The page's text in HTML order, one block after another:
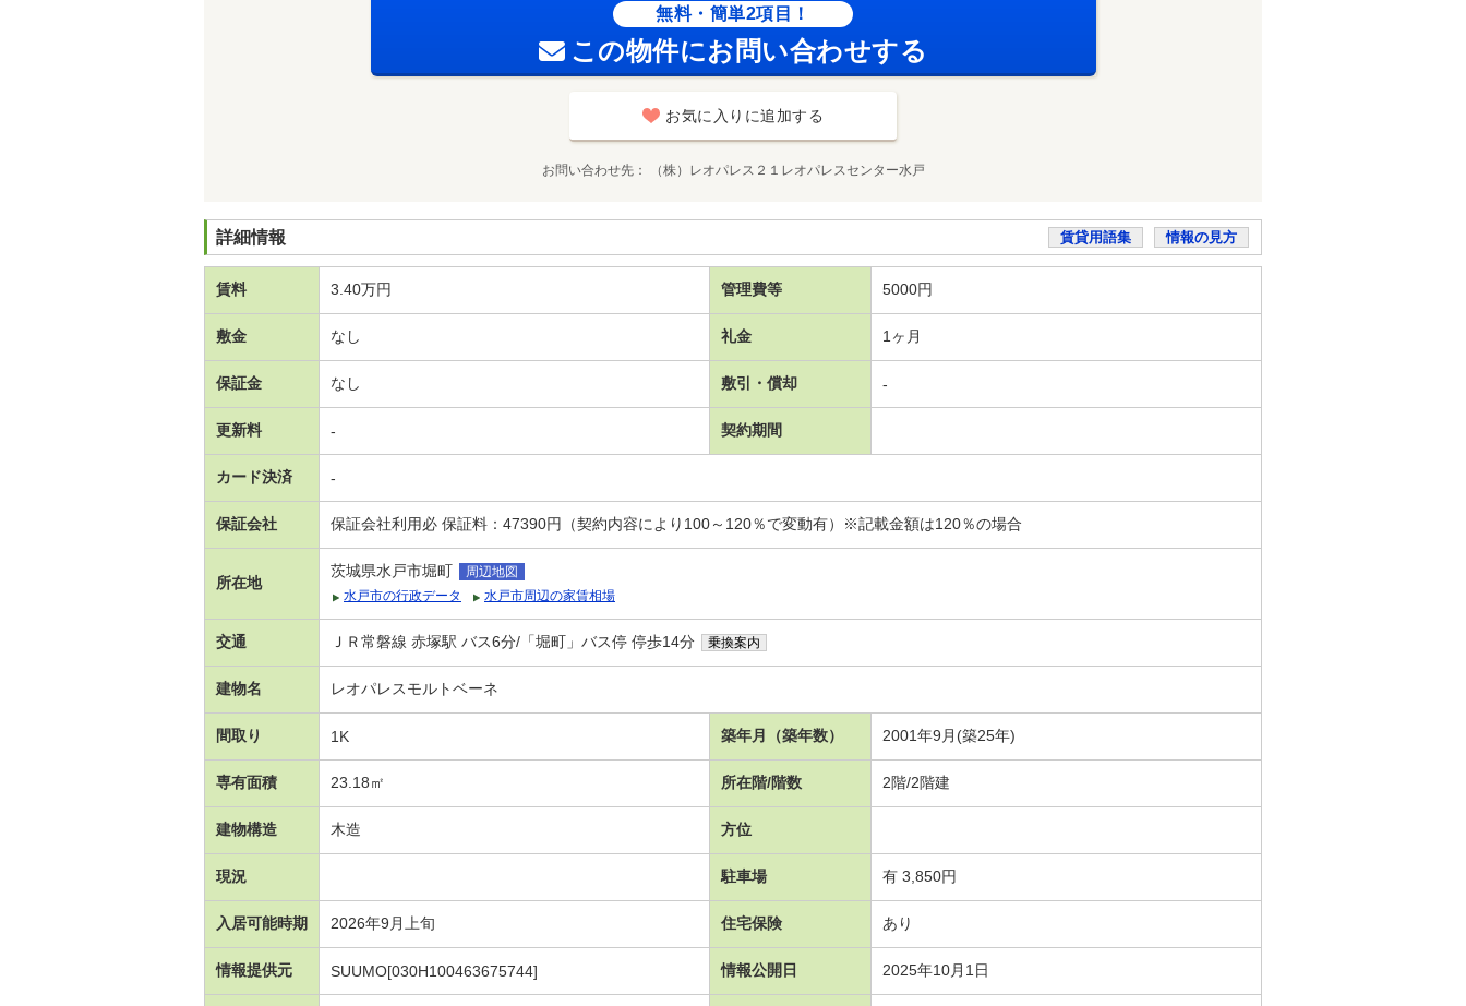
無料・簡単2項目！
この物件にお問い合わせする
お気に入りに追加する
お問い合わせ先 （株）レオパレス２１レオパレスセンター水戸
詳細情報 賃貸用語集 情報の見方
賃料 3.40万円 管理費等 5000円
敷金 なし 礼金 1ヶ月
保証金 なし 敷引・償却 -
更新料 - 契約期間
カード決済 -
保証会社 保証会社利用必 保証料：47390円（契約内容により100～120％で変動有）※記載金額は120％の場合
所在地
茨城県水戸市堀町
周辺地図
水戸市の行政データ
水戸市周辺の家賃相場
交通 ＪＲ常磐線 赤塚駅 バス6分/「堀町」バス停 停歩14分 乗換案内
建物名 レオパレスモルトベーネ
間取り 1K 築年月（築年数） 2001年9月(築25年)
専有面積 23.18㎡ 所在階/階数 2階/2階建
建物構造 木造 方位
現況 駐車場 有 3,850円
入居可能時期 2026年9月上旬 住宅保険 あり
情報提供元 SUUMO[030H100463675744] 情報公開日 2025年10月1日